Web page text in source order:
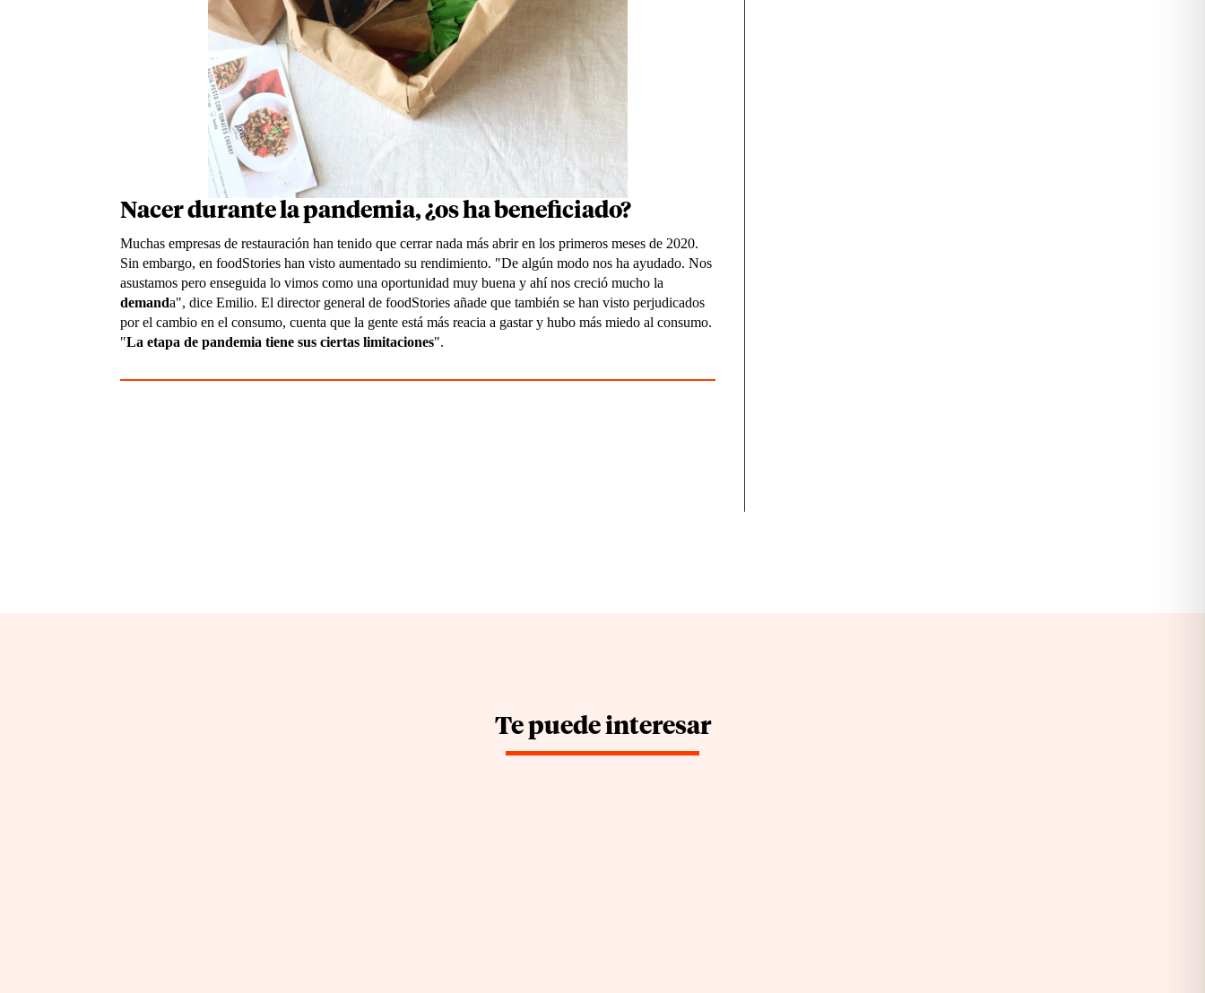
Nacer durante la pandemia, ¿os ha beneficiado?
Muchas empresas de restauración han tenido que cerrar nada más abrir en los primeros meses de 2020.
Sin embargo, en foodStories han visto aumentado su rendimiento. "De algún modo nos ha ayudado. Nos
asustamos pero enseguida lo vimos como una oportunidad muy buena y ahí nos creció mucho la
demanda", dice Emilio. El director general de foodStories añade que también se han visto perjudicados
por el cambio en el consumo, cuenta que la gente está más reacia a gastar y hubo más miedo al consumo.
"La etapa de pandemia tiene sus ciertas limitaciones".
Te puede interesar